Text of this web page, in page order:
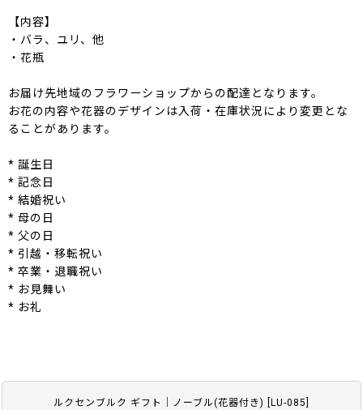
ルクセンブルク ギフト｜ノーブル(花器付き) LU-085
【内容】
・バラ、ユリ、他
・花瓶
お届け先地域のフラワーショップからの配達となります。
お花の内容や花器のデザインは入荷・在庫状況により変更とな
ることがあります。
* 誕生日
* 記念日
* 結婚祝い
* 母の日
* 父の日
* 引越・移転祝い
* 卒業・退職祝い
* お見舞い
* お礼